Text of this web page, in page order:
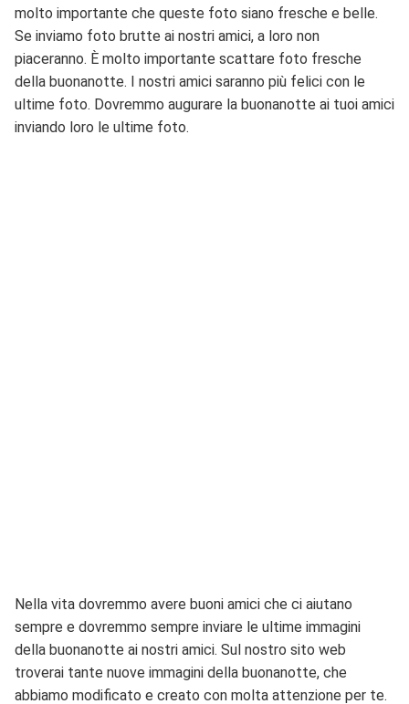
molto importante che queste foto siano fresche e belle.
Se inviamo foto brutte ai nostri amici, a loro non
piaceranno. È molto importante scattare foto fresche
della buonanotte. I nostri amici saranno più felici con le
ultime foto. Dovremmo augurare la buonanotte ai tuoi amici
inviando loro le ultime foto.
Nella vita dovremmo avere buoni amici che ci aiutano
sempre e dovremmo sempre inviare le ultime immagini
della buonanotte ai nostri amici. Sul nostro sito web
troverai tante nuove immagini della buonanotte, che
abbiamo modificato e creato con molta attenzione per te.